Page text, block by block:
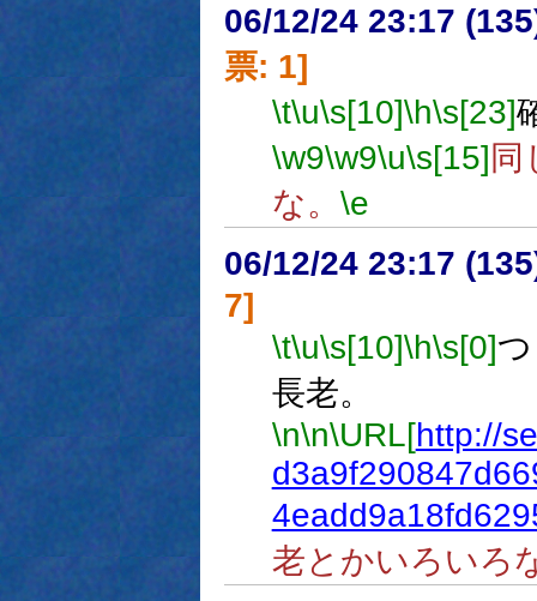
06/12/24 23:17
票: 1]
\t\u\s[10]\h\s[23]
\w9\w9\u\s[15]同
な。 \e
06/12/24 23:17
7]
\t\u\s[10]\h\s[0]
長老。
\n\n\URL[http://
老とかいろいろ